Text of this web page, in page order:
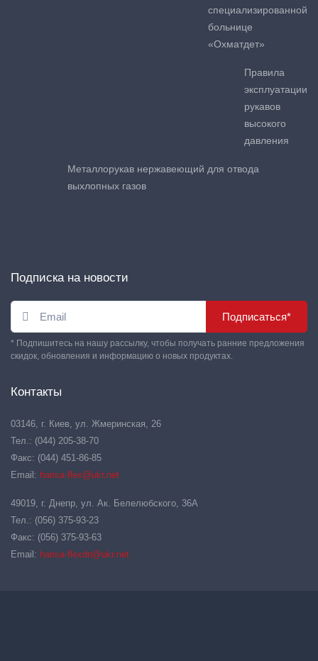
специализированной
больнице
«Охматдет»
Правила
эксплуатации
рукавов
высокого
давления
Металлорукав нержавеющий для отвода
выхлопных газов
Подписка на новости
Подписаться*
* Подпишитесь на нашу рассылку, чтобы получать ранние предложения
скидок, обновления и информацию о новых продуктах.
Контакты
03146, г. Киев, ул. Жмеринская, 26
Тел.: (044) 205-38-70
Факс: (044) 451-86-85
Email: hansa-flex@ukr.net
49019, г. Днепр, ул. Ак. Белелюбского, 36А
Тел.: (056) 375-93-23
Факс: (056) 375-93-63
Email: hansa-flexdn@ukr.net